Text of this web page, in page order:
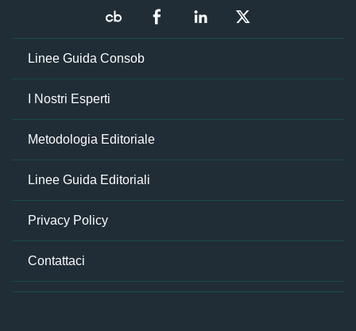
Linee Guida Consob
I Nostri Esperti
Metodologia Editoriale
Linee Guida Editoriali
Privacy Policy
Contattaci